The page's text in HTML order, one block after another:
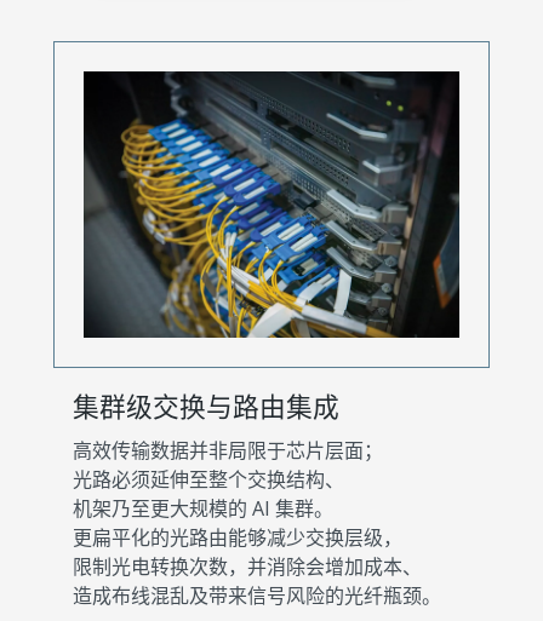
集群级交换与路由集成
高效传输数据并非局限于芯片层面；
光路必须延伸至整个交换结构、
机架乃至更大规模的 AI 集群。
更扁平化的光路由能够减少交换层级，
限制光电转换次数，并消除会增加成本、
造成布线混乱及带来信号风险的光纤瓶颈。